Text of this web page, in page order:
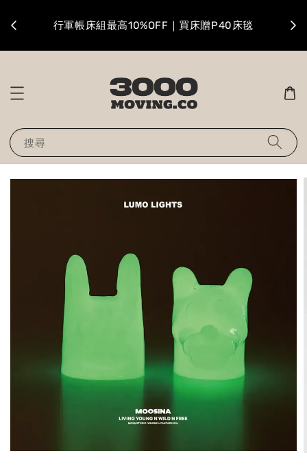
行軍帳床組最高10%OFF｜買床贈P40床毯
搜尋